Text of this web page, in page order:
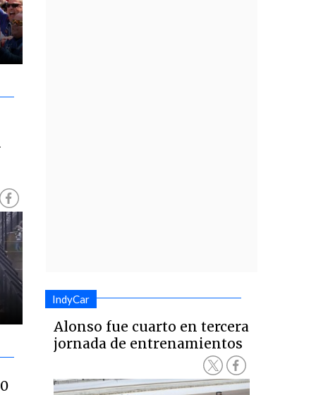
IndyCar
Alonso fue cuarto en tercera
jornada de entrenamientos